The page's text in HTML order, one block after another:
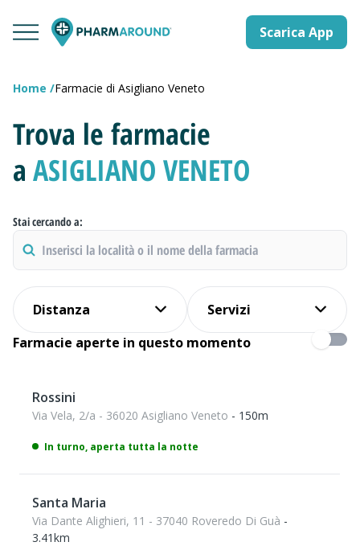
Scarica App
Home Farmacie di Asigliano Veneto
Trova le farmacie
a ASIGLIANO VENETO
Stai cercando a:
Distanza
Servizi
Farmacie aperte in questo momento
Rossini
Via Vela, 2/a - 36020 Asigliano Veneto - 150m
In turno, aperta tutta la notte
Santa Maria
Via Dante Alighieri, 11 - 37040 Roveredo Di Guà -
3.41km